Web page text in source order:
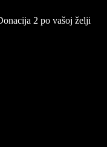
2 po vašoj želji